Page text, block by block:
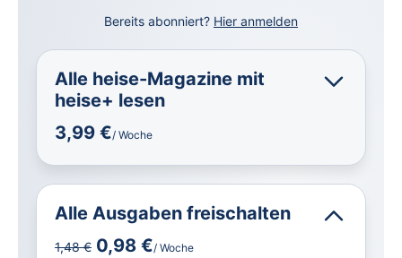
Bereits abonniert? Hier anmelden
Alle heise-Magazine mit
heise+ lesen
3,99 €/ Woche
Alle Ausgaben freischalten
1,48 € 0,98 €/ Woche